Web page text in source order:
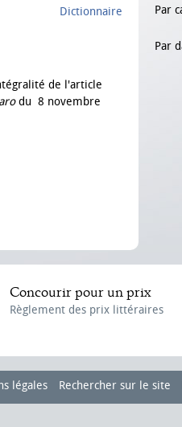
Dictionnaire
de l'article
du 8 novembre
Par
Par
Concourir pour un prix
Règlement des prix littéraires
légales Rechercher sur le site